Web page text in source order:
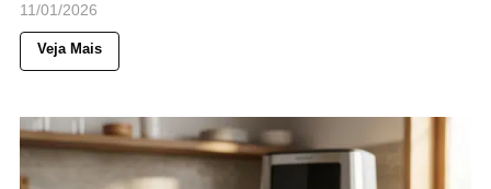
11/01/2026
Veja Mais